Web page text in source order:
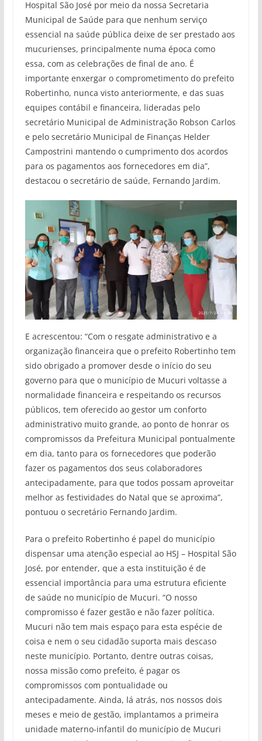
Hospital São José por meio da nossa Secretaria
Municipal de Saúde para que nenhum serviço
essencial na saúde pública deixe de ser prestado aos
mucurienses, principalmente numa época como
essa, com as celebrações de final de ano. É
importante enxergar o comprometimento do prefeito
Robertinho, nunca visto anteriormente, e das suas
equipes contábil e financeira, lideradas pelo
secretário Municipal de Administração Robson Carlos
e pelo secretário Municipal de Finanças Helder
Campostrini mantendo o cumprimento dos acordos
para os pagamentos aos fornecedores em dia”,
destacou o secretário de saúde, Fernando Jardim.
E acrescentou: “Com o resgate administrativo e a
organização financeira que o prefeito Robertinho tem
sido obrigado a promover desde o início do seu
governo para que o município de Mucuri voltasse a
normalidade financeira e respeitando os recursos
públicos, tem oferecido ao gestor um conforto
administrativo muito grande, ao ponto de honrar os
compromissos da Prefeitura Municipal pontualmente
em dia, tanto para os fornecedores que poderão
fazer os pagamentos dos seus colaboradores
antecipadamente, para que todos possam aproveitar
melhor as festividades do Natal que se aproxima”,
pontuou o secretário Fernando Jardim.
Para o prefeito Robertinho é papel do município
dispensar uma atenção especial ao HSJ – Hospital São
José, por entender, que a esta instituição é de
essencial importância para uma estrutura eficiente
de saúde no município de Mucuri. “O nosso
compromisso é fazer gestão e não fazer política.
Mucuri não tem mais espaço para esta espécie de
coisa e nem o seu cidadão suporta mais descaso
neste município. Portanto, dentre outras coisas,
nossa missão como prefeito, é pagar os
compromissos com pontualidade ou
antecipadamente. Ainda, lá atrás, nos nossos dois
meses e meio de gestão, implantamos a primeira
unidade materno-infantil do município de Mucuri